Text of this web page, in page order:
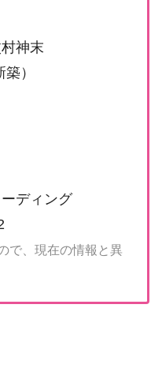
神末
）
ディング
で、現在の情報と異